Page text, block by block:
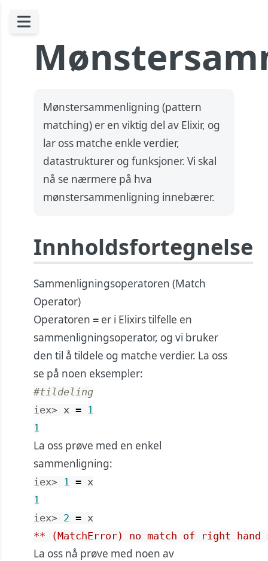
Mønstersammenligning (pattern
matching) er en viktig del av Elixir, og
lar oss matche enkle verdier,
datastrukturer og funksjoner. Vi skal
nå se nærmere på hva
mønstersammenligning innebærer.
Innholdsfortegnelse
Sammenligningsoperatoren (Match
Operator)
Operatoren = er i Elixirs tilfelle en
sammenligningsoperator, og vi bruker
den til å tildele og matche verdier. La oss
se på noen eksempler:
#tildeling
iex> x = 1
1
La oss prøve med en enkel
sammenligning:
iex> 1 = x
1
iex> 2 = x
** (MatchError) no match of right
La oss nå prøve med noen av